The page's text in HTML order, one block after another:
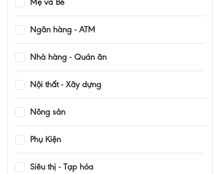
Mẹ và Bé
Ngân hàng - ATM
Nhà hàng - Quán ăn
Nội thất - Xây dựng
Nông sản
Phụ Kiện
Siêu thị - Tạp hóa